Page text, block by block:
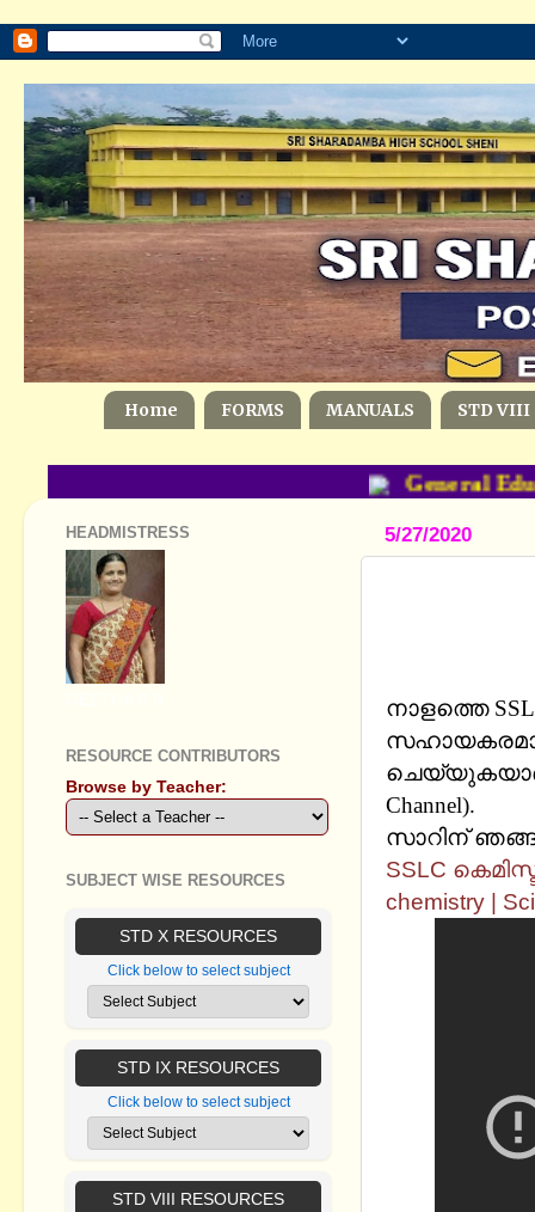
Home FORMS MANUALS STD VIII
General
5/27/2020
നാളത്തെ
ചെയ്യുകയാണ്
Channel).
സാറിന്
SSLC
chemistry |
HEADMISTRESS
RESOURCE CONTRIBUTORS
Browse by Teacher:
SUBJECT WISE RESOURCES
STD X RESOURCES
Click below to select subject
STD IX RESOURCES
Click below to select subject
STD VIII RESOURCES